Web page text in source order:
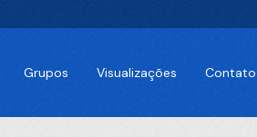
Grupos Visualizações Contato